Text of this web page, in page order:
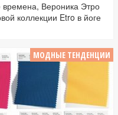
Вероника Этро
коллекции Etro в йоге
МОДНЫЕ ТЕНДЕНЦИИ